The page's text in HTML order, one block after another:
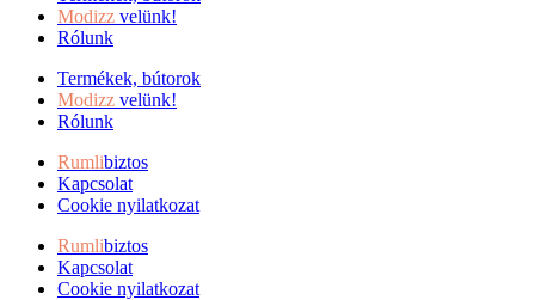
Modizz velünk!
Rólunk
Termékek, bútorok
Modizz velünk!
Rólunk
Rumlibiztos
Kapcsolat
Cookie nyilatkozat
Rumlibiztos
Kapcsolat
Cookie nyilatkozat